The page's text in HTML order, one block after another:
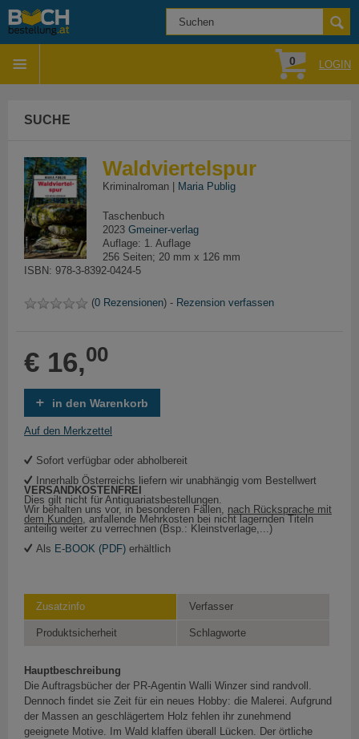
0 LOGIN
SUCHE
Waldviertelspur
Kriminalroman | Maria Publig
Taschenbuch
2023 Gmeiner-verlag
Auflage: 1. Auflage
256 Seiten; 20 mm x 126 mm
ISBN: 978-3-8392-0424-5
(0 Rezensionen) - Rezension verfassen
€ 16,00
in den Warenkorb
Auf den Merkzettel
Sofort verfügbar oder abholbereit
Innerhalb Österreichs liefern wir unabhängig vom Bestellwert
VERSANDKOSTENFREI
Dies gilt nicht für Antiquariatsbestellungen.
Wir behalten uns vor, in besonderen Fällen, nach Rücksprache mit
dem Kunden, anfallende Mehrkosten bei nicht lagernden Titeln
anteilig weiter zu verrechnen (Bsp.: Kleinstverlage,...)
Als E-BOOK (PDF) erhältlich
Zusatzinfo Verfasser
Produktsicherheit Schlagworte
Hauptbeschreibung
Die Auftragsbücher der PR-Agentin Walli Winzer sind randvoll.
Dennoch findet sie Zeit für ein neues Hobby: die Malerei. Aufgrund
der Massen an geschlägertem Holz fehlen ihr zunehmend
geeignete Motive. Im Wald klaffen überall Lücken. Der örtliche